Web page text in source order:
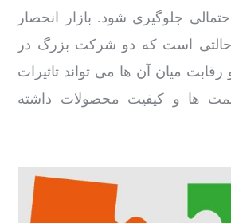
جلوگیری شود. بازار انحصار
حالتی است که دو شرکت بزرگ در
رقابت میان آن ها می تواند تاثیرات
ها و کیفیت محصولات داشته